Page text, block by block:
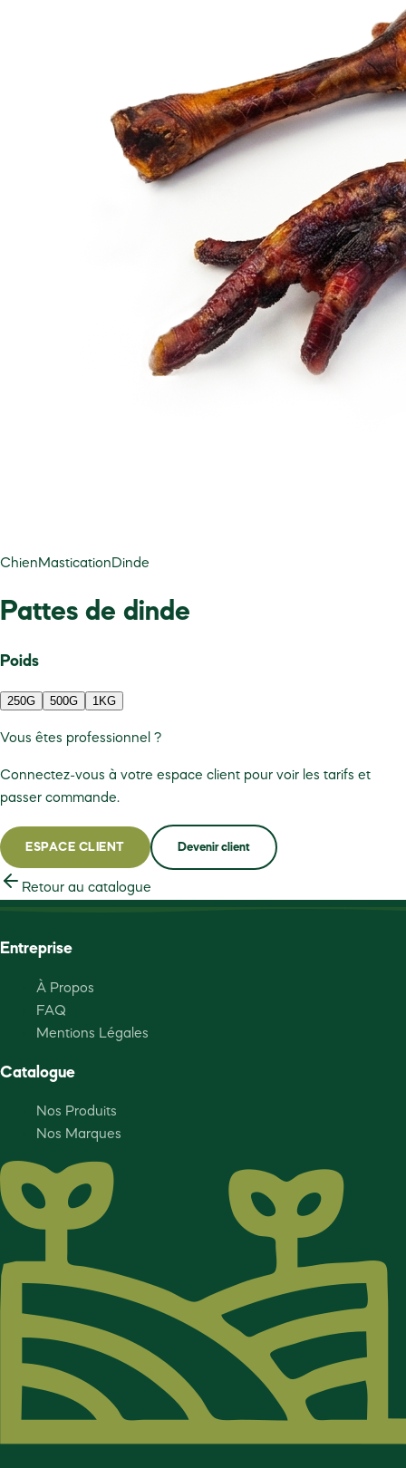
ChienMasticationDinde
Pattes de dinde
Poids
250G 500G 1KG
Vous êtes professionnel ?
Connectez-vous à votre espace client pour voir les tarifs et
passer commande.
ESPACE CLIENT Devenir client
Retour au catalogue
Entreprise
À Propos
FAQ
Mentions Légales
Catalogue
Nos Produits
Nos Marques